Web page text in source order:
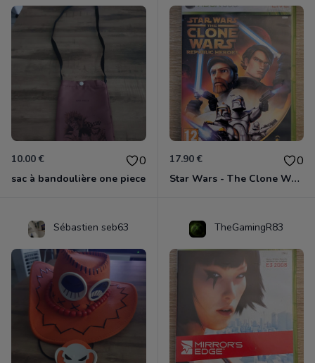
10.00 € 0
sac à bandoulière one piece
17.90 € 0
Star Wars - The Clone Wars - Les Héros De La République Xbox 360
Sébastien seb63 TheGamingR83